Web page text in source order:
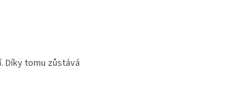
tomu zůstává